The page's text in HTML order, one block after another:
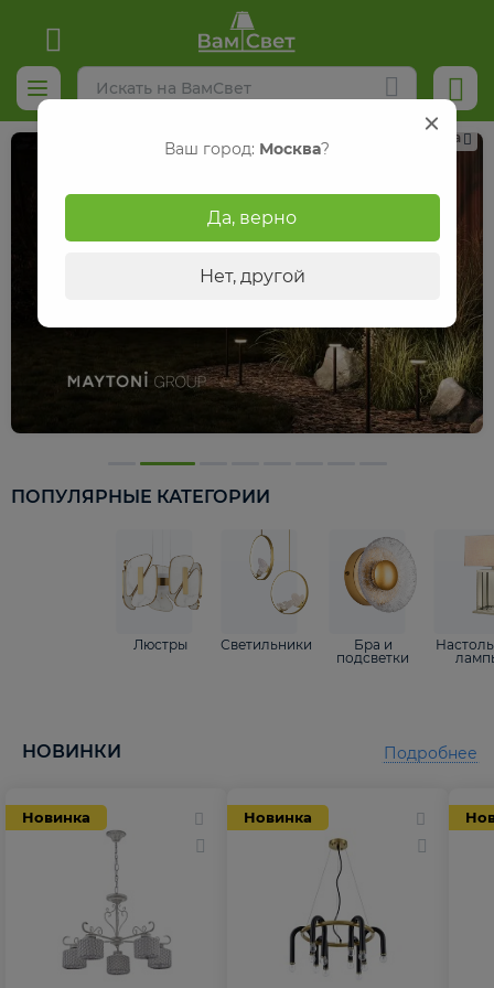
Реклама
ПОПУЛЯРНЫЕ КАТЕГОРИИ
Люстры Светильники
Бра и
подсветки
НОВИНКИ
Новинка Новинка
Подробнее
Ваш город: Москва?
Да, верно
Нет, другой